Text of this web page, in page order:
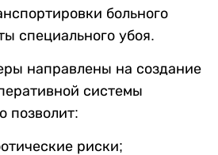
больного
специального убоя.
направлены на создание
системы
позволит:
риски;